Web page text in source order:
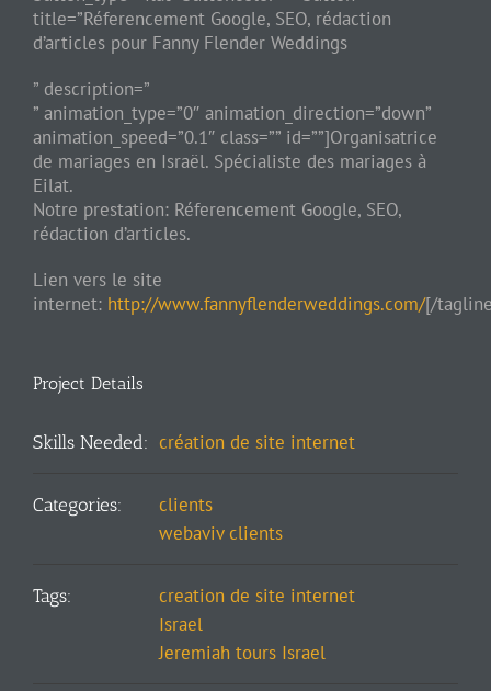
title=”Réferencement Google, SEO, rédaction
d’articles pour Fanny Flender Weddings
” description=”
” animation_type=”0″ animation_direction=”down”
animation_speed=”0.1″ class=”” id=””]Organisatrice
de mariages en Israël. Spécialiste des mariages à
Eilat.
Notre prestation: Réferencement Google, SEO,
rédaction d’articles.
Lien vers le site
internet: http://www.fannyflenderweddings.com/[/
Project Details
Skills Needed: création de site internet
Categories:
clients
webaviv clients
Tags:
creation de site internet
Israel
Jeremiah tours Israel